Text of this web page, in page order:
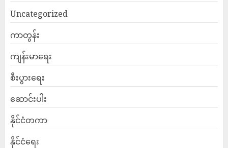
Uncategorized
ကာတွန်း
ကျန်းမာရေး
စီးပွားရေး
ဆောင်းပါး
နိုင်ငံတကာ
နိုင်ငံရေး